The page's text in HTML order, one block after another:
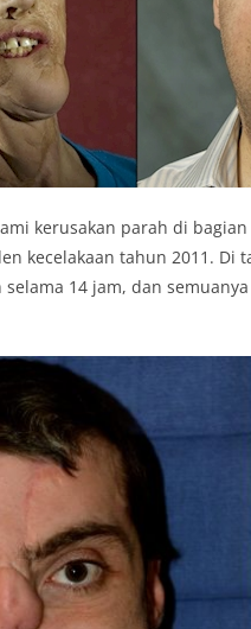
kerusakan parah di
kecelakaan tahun 2011.
14 jam, dan